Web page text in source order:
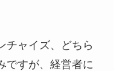
チャイズ、どちら
ですが、経営者に